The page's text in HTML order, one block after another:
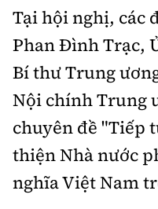
Hàng hải
Đường sắt đô thị
Nhà thầu
Mời thầu - Đấu thầu
Hỏi - Đáp
Lái xe an toàn
Chung tay vì ATGT
Gương sáng giao thông
Đời sống
Lao động - Công đoàn
Showbiz
Điện ảnh
Âm nhạc
Thể thao
Bóng đá
Hậu trường sao
360 độ thể thao
Công nghệ
Công nghệ mới
Sản phẩm mới
Tư vấn
Thế giới
Thời sự Quốc tế
Hồ sơ tài liệu
Đi ++
Du lịch
Video
Tại hội nghị, các
Phan Đình Trạc,
Bí thư Trung
Nội chính Trung
chuyên đề "Tiếp
thiện Nhà nước
nghĩa Việt Nam